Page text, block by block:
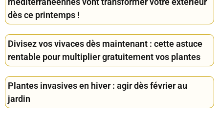
dès ce printemps !
Divisez vos vivaces dès maintenant : cette astuce
rentable pour multiplier gratuitement vos plantes
Plantes invasives en hiver : agir dès février au
jardin